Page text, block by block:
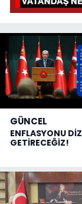
GÜNCEL
ENFLASYONU
GETİRECEĞİZ!